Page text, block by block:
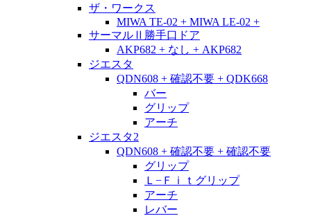
ザ・ワークス
MIWA TE-02 + MIWA LE-02 +
サーマルⅡ勝手口ドア
AKP682 + なし + AKP682
ジエスタ
QDN608 + 確認不要 + QDK668
バー
グリップ
アーチ
ジエスタ2
QDN608 + 確認不要 + 確認不要
グリップ
Ｌ−Ｆｉｔグリップ
アーチ
レバー